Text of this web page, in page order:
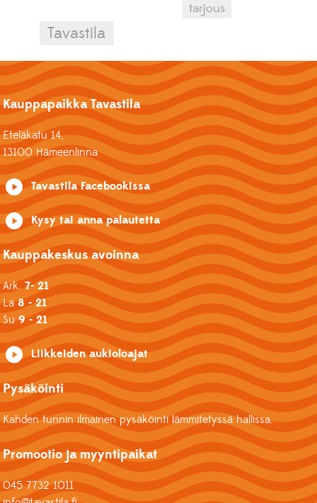
tarjous
Tavastila
Kauppapaikka Tavastila
Eteläkatu 14,
13100 Hämeenlinna
Tavastila Facebookissa
Kysy tai anna palautetta
Kauppakeskus avoinna
Ark.7- 21
La8 - 21
Su9 - 21
Liikkeiden aukioloajat
Pysäköinti
Kahden tunnin ilmainen pysäköinti lämmitetyssä hallissa.
Promootio ja myyntipaikat
045 7732 1011